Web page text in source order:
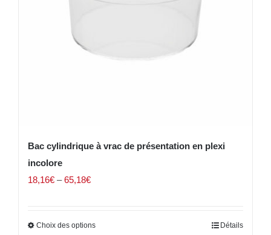
Bac cylindrique à vrac de présentation en plexi
incolore
18,16€ –65,18€
Choix des options Détails